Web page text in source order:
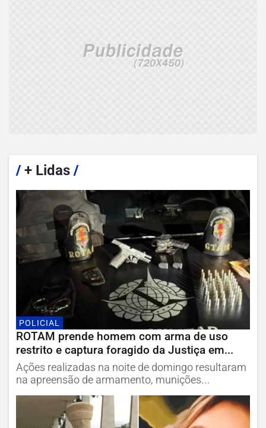
/+ Lidas /
POLICIAL
ROTAM prende homem com arma de uso
restrito e captura foragido da Justiça em...
Ações realizadas na noite de domingo resultaram
na apreensão de armamento, munições...